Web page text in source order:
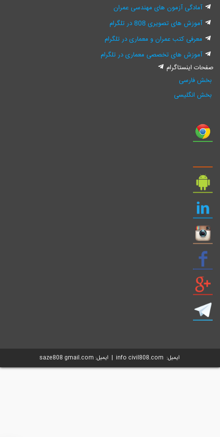
آمادگی آزمون های مهندسی عمران
آموزش های تصویری 808 در تلگرام
معرفی کتب عمران و معماری در تلگرام
آموزش های تخصصی معماری در تلگرام
صفحات اینستاگرام
بخش فارسی
بخش انگلیسی
ایمیل: info civil808.com | ایمیل: saze808 gmail.com